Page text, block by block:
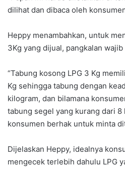
dilihat dan dibaca oleh
Heppy menambahkan, untuk
3Kg yang dijual, pangkalan
“Tabung kosong LPG 3 Kg
Kg sehingga tabung dengan
kilogram, dan bilamana
tabung segel yang kurang dari 8
konsumen berhak untuk minta
Dijelaskan Heppy, idealnya
mengecek terlebih dahulu LPG